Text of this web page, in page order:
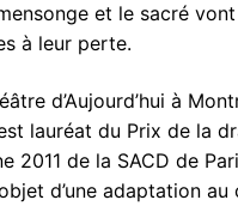
et le sacré
à leur perte.
d’Aujourd’hui à
lauréat du Prix de la
2011 de la SACD de
d’une adaptation